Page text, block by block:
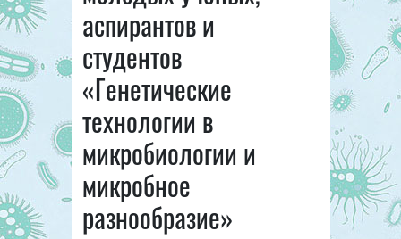
аспирантов и
студентов
«Генетические
технологии в
микробиологии и
микробное
разнообразие»